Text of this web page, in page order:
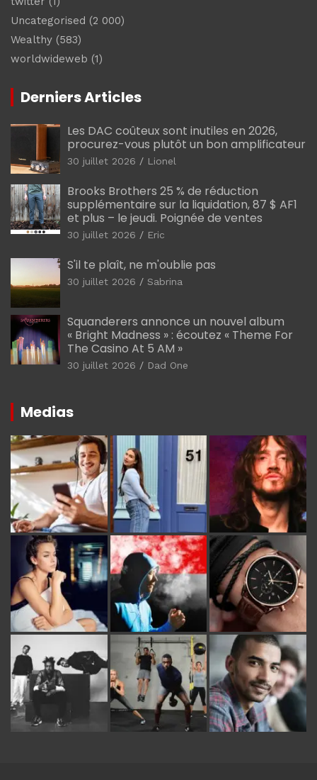
Uncategorised (2 000)
Wealthy (583)
worldwideweb (1)
Derniers Articles
Les DAC coûteux sont inutiles en 2026,
procurez-vous plutôt un bon amplificateur
30 juillet 2026 Lionel
Brooks Brothers 25 % de réduction
supplémentaire sur la liquidation, 87 $ AF1
et plus – le jeudi. Poignée de ventes
30 juillet 2026 Eric
S'il te plaît, ne m'oublie pas
30 juillet 2026 Sabrina
Squanderers annonce un nouvel album
« Bright Madness » : écoutez « Theme For
The Casino At 5 AM »
30 juillet 2026 Dad One
Medias